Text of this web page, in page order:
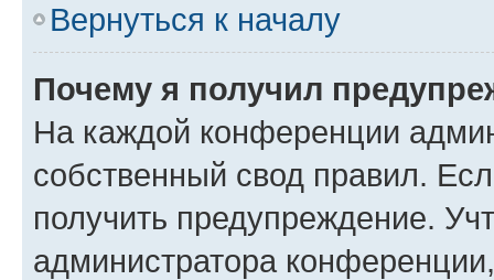
Вернуться к началу
Почему я получил
На каждой конференции
собственный свод правил.
получить предупреждение.
администратора